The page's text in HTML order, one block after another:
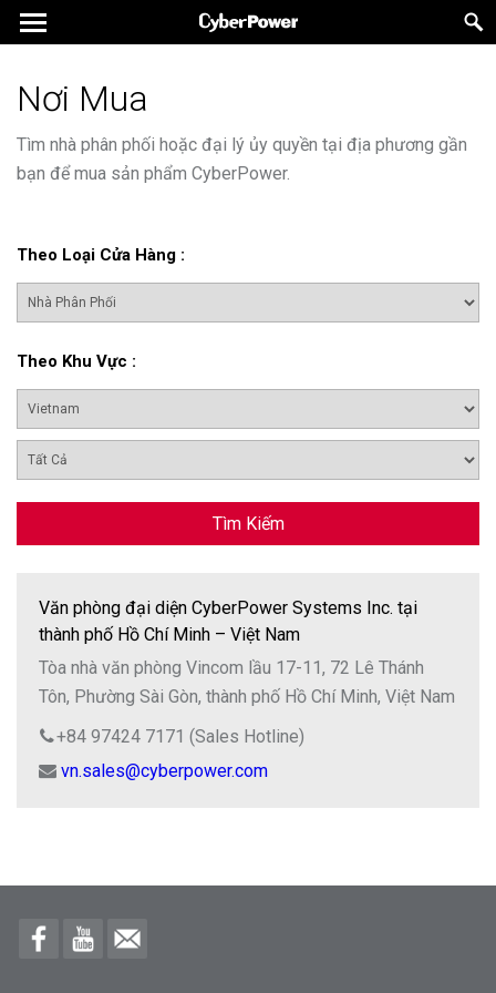
Nơi Mua
Tìm nhà phân phối hoặc đại lý ủy quyền tại địa phương gần
bạn để mua sản phẩm CyberPower.
Theo Loại Cửa Hàng :
Theo Khu Vực :
Tìm Kiếm
Văn phòng đại diện CyberPower Systems Inc. tại
thành phố Hồ Chí Minh – Việt Nam
Tòa nhà văn phòng Vincom lầu 17-11, 72 Lê Thánh
Tôn, Phường Sài Gòn, thành phố Hồ Chí Minh, Việt Nam
+84 97424 7171 (Sales Hotline)
vn.sales@cyberpower.com